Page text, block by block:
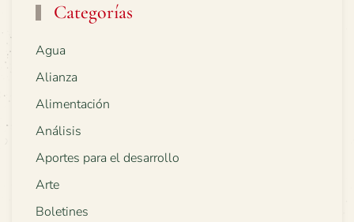
Categorías
Agua
Alianza
Alimentación
Análisis
Aportes para el desarrollo
Arte
Boletines